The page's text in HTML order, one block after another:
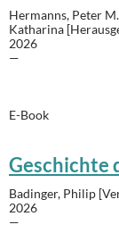
Hermanns, Peter
Katharina
2026
—
E-Book
Geschichte
Badinger, Philip
2026
—